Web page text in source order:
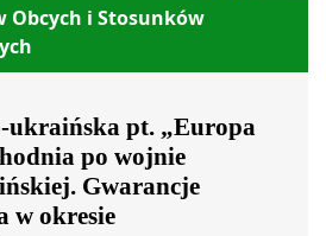
Obcych i Stosunków
ukraińska pt. „Europa
po wojnie
Gwarancje
w okresie